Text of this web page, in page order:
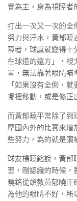
覺為主，身為視障者
打出一次又一次的全
努力與汗水，黃郁曉
障者，球感就變得十
在球道的遠方」，視
置，無法靠著眼睛瞄
「如果沒有全倒，
哪裡移動，或是修正
而黃郁曉平常除了到
摩國內外的比賽來增
些努力，為的就是彌
球友楊曉銘說，黃郁
習，剛認識的時候，
曉銘從頭教黃郁曉正
為他的眼睛不好，所